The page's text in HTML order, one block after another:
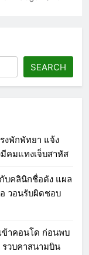
SEARCH
พักพัทยา แจ้ง
มีคมแทงเจ็บสาหัส
กับคลินิกชื่อดัง แผล
วอนรับผิดชอบ
ข้าคอนโด ก่อนพบ
รวบคาสนามบิน